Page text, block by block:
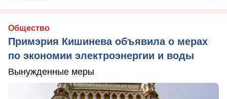
Общество
Примэрия Кишинева объявила о мерах
по экономии электроэнергии и воды
Вынужденные меры